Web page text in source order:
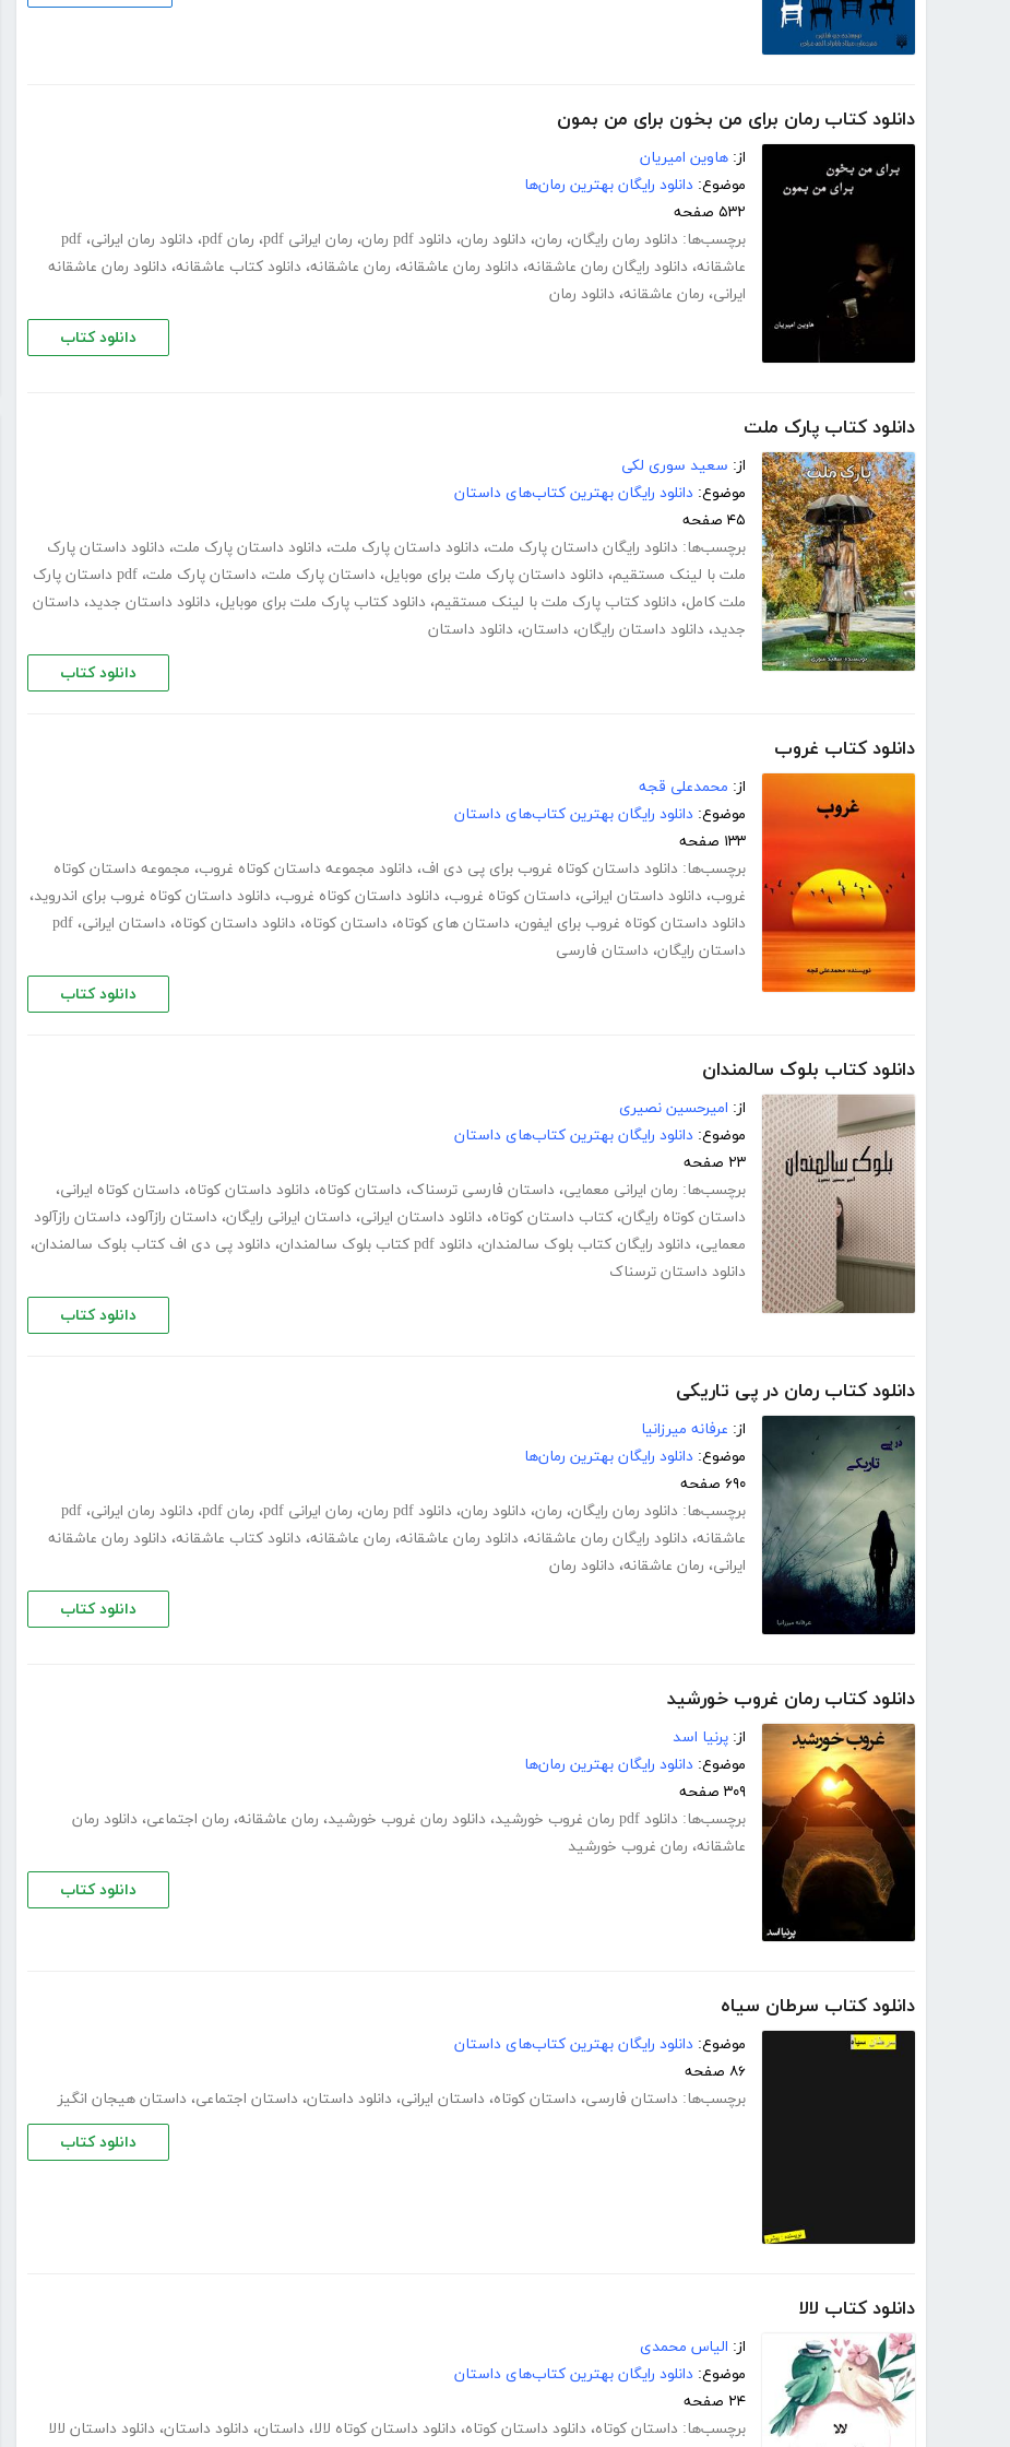
دانلود کتاب رمان برای من بخون برای من بمون
از: هاوین امیریان
موضوع: دانلود رایگان بهترین رمان‌ها
۵۳۲ صفحه
برچسب‌ها: دانلود رمان رایگان، رمان، دانلود رمان، دانلود pdf رمان ، رمان ایرانی pdf ، رمان pdf ، دانلود رمان ایرانی، pdf
عاشقانه، دانلود رایگان رمان عاشقانه، دانلود رمان عاشقانه، رمان عاشقانه، دانلود کتاب عاشقانه، دانلود رمان عاشقانه
ایرانی، رمان عاشقانه، دانلود رمان
دانلود کتاب
دانلود کتاب پارک ملت
از: سعید سوری لکی
موضوع: دانلود رایگان بهترین کتاب‌های داستان
۴۵ صفحه
برچسب‌ها: دانلود رایگان داستان پارک ملت، دانلود داستان پارک ملت، دانلود داستان پارک ملت، دانلود داستان پارک
ملت با لینک مستقیم، دانلود داستان پارک ملت برای موبایل، داستان پارک ملت، داستان پارک ملت،
pdf داستان پارک
ملت کامل، دانلود کتاب پارک ملت با لینک مستقیم، دانلود کتاب پارک ملت برای موبایل، دانلود داستان جدید، داستان
جدید، دانلود داستان رایگان، داستان، دانلود داستان
دانلود کتاب
دانلود کتاب غروب
از: محمدعلی قجه
موضوع: دانلود رایگان بهترین کتاب‌های داستان
۱۳۳ صفحه
برچسب‌ها: دانلود داستان کوتاه غروب برای پی دی اف، دانلود مجموعه داستان کوتاه غروب، مجموعه داستان کوتاه
غروب، دانلود داستان ایرانی، داستان کوتاه غروب، دانلود داستان کوتاه غروب، دانلود داستان کوتاه غروب برای اندروید،
دانلود داستان کوتاه غروب برای ایفون، داستان های کوتاه، داستان کوتاه، دانلود داستان کوتاه، داستان ایرانی، pdf
داستان رایگان، داستان فارسی
دانلود کتاب
دانلود کتاب بلوک سالمندان
از: امیرحسین نصیری
موضوع: دانلود رایگان بهترین کتاب‌های داستان
۲۳ صفحه
برچسب‌ها: رمان ایرانی معمایی، داستان فارسی ترسناک، داستان کوتاه، دانلود داستان کوتاه، داستان کوتاه ایرانی،
داستان کوتاه رایگان، کتاب داستان کوتاه، دانلود داستان ایرانی، داستان ایرانی رایگان، داستان رازآلود، داستان رازآلود
معمایی، دانلود رایگان کتاب بلوک سالمندان، دانلود pdf کتاب بلوک سالمندان ، دانلود پی دی اف کتاب بلوک سالمندان،
دانلود داستان ترسناک
دانلود کتاب
دانلود کتاب رمان در پی تاریکی
از: عرفانه میرزانیا
موضوع: دانلود رایگان بهترین رمان‌ها
۶۹۰ صفحه
برچسب‌ها: دانلود رمان رایگان، رمان، دانلود رمان، دانلود pdf رمان ، رمان ایرانی pdf ، رمان pdf ، دانلود رمان ایرانی، pdf
عاشقانه، دانلود رایگان رمان عاشقانه، دانلود رمان عاشقانه، رمان عاشقانه، دانلود کتاب عاشقانه، دانلود رمان عاشقانه
ایرانی، رمان عاشقانه، دانلود رمان
دانلود کتاب
دانلود کتاب رمان غروب خورشید
از: پرنیا اسد
موضوع: دانلود رایگان بهترین رمان‌ها
۳۰۹ صفحه
برچسب‌ها: دانلود pdf رمان غروب خورشید ، دانلود رمان غروب خورشید، رمان عاشقانه، رمان اجتماعی، دانلود رمان
عاشقانه، رمان غروب خورشید
دانلود کتاب
دانلود کتاب سرطان سیاه
موضوع: دانلود رایگان بهترین کتاب‌های داستان
۸۶ صفحه
برچسب‌ها: داستان فارسی، داستان کوتاه، داستان ایرانی، دانلود داستان، داستان اجتماعی، داستان هیجان انگیز
دانلود کتاب
دانلود کتاب لالا
از: الیاس محمدی
موضوع: دانلود رایگان بهترین کتاب‌های داستان
۲۴ صفحه
برچسب‌ها: داستان کوتاه، دانلود داستان کوتاه، دانلود داستان کوتاه لالا، داستان، دانلود داستان، دانلود داستان لالا